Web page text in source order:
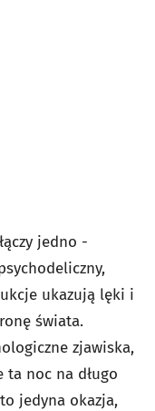
jedno -
ukazują lęki i
świata.
zjawiska,
ta noc na długo
jedyna okazja,